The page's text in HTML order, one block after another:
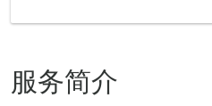
服务简介